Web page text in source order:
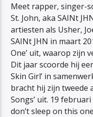
Meet rapper, singer-
St. John, aka SAINt
artiesten als Usher,
SAINt JHN in maart
One’ uit, waarop zijn
Dit jaar scoorde hij
Skin Girl’ in
bracht hij zijn tweede
Songs’ uit. 19
don’t sleep on this